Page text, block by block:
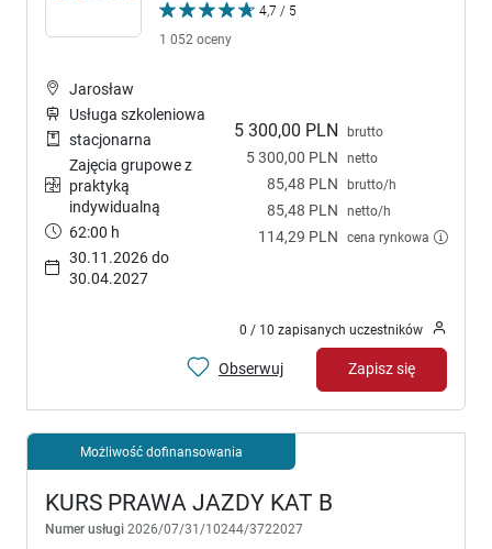
4,7 / 5
1 052 oceny
5 300,00 PLN brutto
5 300,00 PLN netto
85,48 PLN brutto/h
85,48 PLN netto/h
114,29 PLN cena rynkowa
Jarosław
Usługa szkoleniowa
stacjonarna
Zajęcia grupowe z
praktyką
indywidualną
62:00 h
30.11.2026 do
30.04.2027
0 / 10 zapisanych uczestników
Obserwuj Zapisz się
Możliwość dofinansowania
KURS PRAWA JAZDY KAT B
Numer usługi 2026/07/31/10244/3722027